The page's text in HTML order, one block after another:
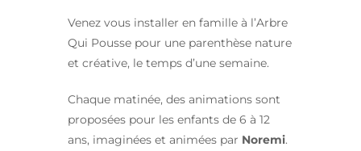
Venez vous installer en famille à l’Arbre
Qui Pousse pour une parenthèse nature
et créative, le temps d’une semaine.
Chaque matinée, des animations sont
proposées pour les enfants de 6 à 12
ans, imaginées et animées par Noremi.